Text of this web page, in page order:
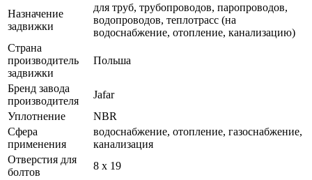
Назначение
задвижки
для труб, трубопроводов, паропроводов,
водопроводов, теплотрасс (на
водоснабжение, отопление, канализацию)
Страна
производитель
задвижки
Польша
Бренд завода
производителя
Jafar
Уплотнение
NBR
Сфера
применения
водоснабжение, отопление, газоснабжение,
канализация
Отверстия для
болтов
8 х 19